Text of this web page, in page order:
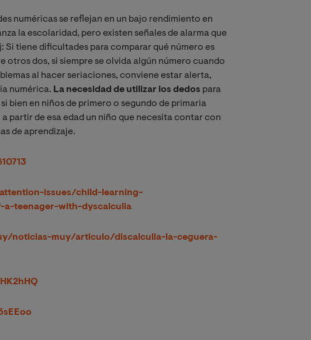
numéricas se reflejan en un bajo rendimiento en
la escolaridad, pero existen señales de alarma que
Si tiene dificultades para comparar qué número es
otros dos, si siempre se olvida algún número cuando
al hacer seriaciones, conviene estar alerta,
numérica. La necesidad de utilizar los dedos para
bien en niños de primero o segundo de primaria
partir de esa edad un niño que necesita contar con
de aprendizaje.
issues/child-learning-
teenager-with-dyscalculia
noticias-muy/articulo/discalculia-la-ceguera-